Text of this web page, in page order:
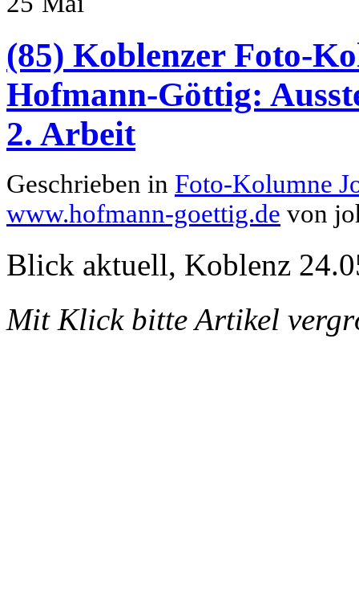
(85) Koblenzer Foto-
Hofmann-Göttig:
2. Arbeit
Geschrieben in Foto-Kolumne
www.hofmann-goettig.de von
Blick aktuell, Koblenz
Mit Klick bitte Artikel